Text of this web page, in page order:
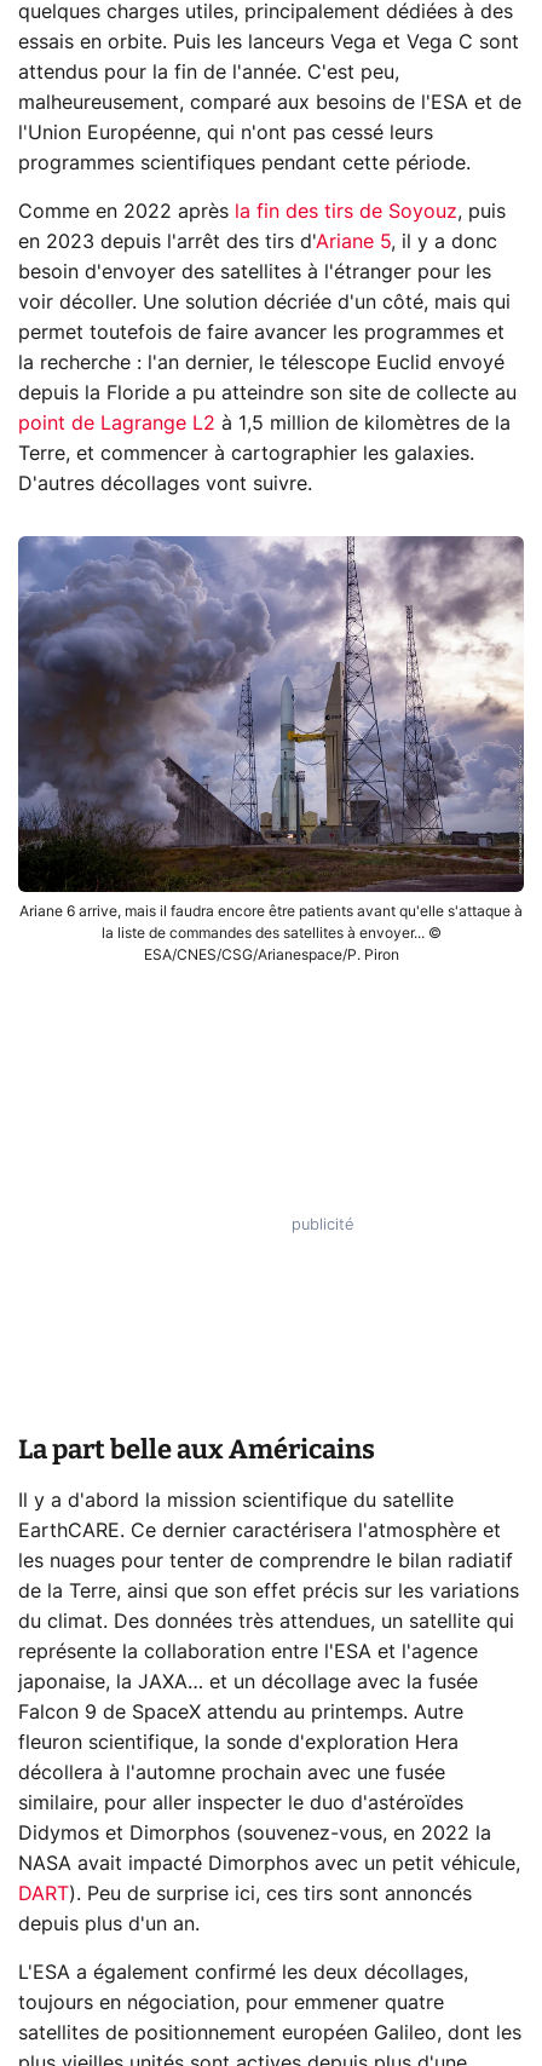
quelques charges utiles, principalement dédiées à des
essais en orbite. Puis les lanceurs Vega et Vega C sont
attendus pour la fin de l'année. C'est peu,
malheureusement, comparé aux besoins de l'ESA et de
l'Union Européenne, qui n'ont pas cessé leurs
programmes scientifiques pendant cette période.
Comme en 2022 après la fin des tirs de Soyouz, puis
en 2023 depuis l'arrêt des tirs d'Ariane 5, il y a donc
besoin d'envoyer des satellites à l'étranger pour les
voir décoller. Une solution décriée d'un côté, mais qui
permet toutefois de faire avancer les programmes et
la recherche : l'an dernier, le télescope Euclid envoyé
depuis la Floride a pu atteindre son site de collecte au
point de Lagrange L2 à 1,5 million de kilomètres de la
Terre, et commencer à cartographier les galaxies.
D'autres décollages vont suivre.
Ariane 6 arrive, mais il faudra encore être patients avant qu'elle s'attaque à
la liste de commandes des satellites à envoyer... ©
ESA/CNES/CSG/Arianespace/P. Piron
La part belle aux Américains
Il y a d'abord la mission scientifique du satellite
EarthCARE. Ce dernier caractérisera l'atmosphère et
les nuages pour tenter de comprendre le bilan radiatif
de la Terre, ainsi que son effet précis sur les variations
du climat. Des données très attendues, un satellite qui
représente la collaboration entre l'ESA et l'agence
japonaise, la JAXA… et un décollage avec la fusée
Falcon 9 de SpaceX attendu au printemps. Autre
fleuron scientifique, la sonde d'exploration Hera
décollera à l'automne prochain avec une fusée
similaire, pour aller inspecter le duo d'astéroïdes
Didymos et Dimorphos (souvenez-vous, en 2022 la
NASA avait impacté Dimorphos avec un petit véhicule,
DART). Peu de surprise ici, ces tirs sont annoncés
depuis plus d'un an.
L'ESA a également confirmé les deux décollages,
toujours en négociation, pour emmener quatre
satellites de positionnement européen Galileo, dont les